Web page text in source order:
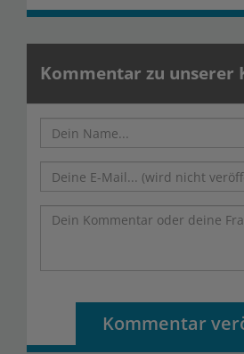
Kommentar zu unserer
Kommentar